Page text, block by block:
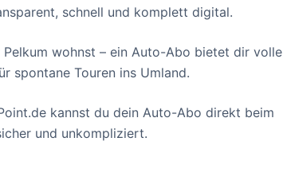
schnell und komplett digital.
wohnst – ein Auto-Abo bietet dir volle
spontane Touren ins Umland.
kannst du dein Auto-Abo direkt beim
und unkompliziert.